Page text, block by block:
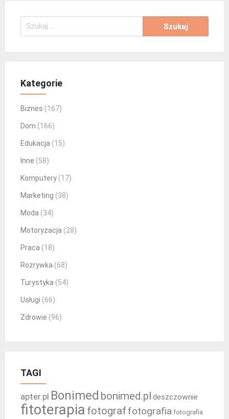
Szukaj:
Kategorie
Biznes (167)
Dom (166)
Edukacja (15)
Inne (58)
Komputery (17)
Marketing (38)
Moda (34)
Motoryzacja (28)
Praca (18)
Rozrywka (68)
Turystyka (54)
Usługi (66)
Zdrowie (96)
TAGI
apter.pl Bonimed bonimed.pl deszczownie
fitoterapia fotograffotografia fotografia